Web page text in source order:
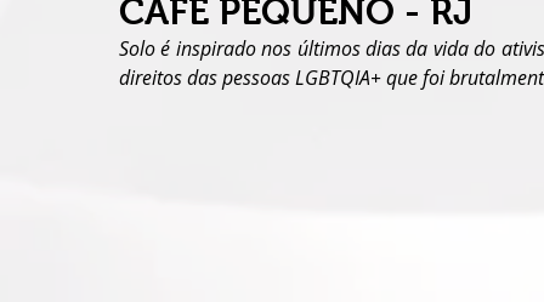
CAFÉ PEQUENO - RJ
Solo é inspirado nos últimos dias da vida do
direitos das pessoas LGBTQIA+ que foi